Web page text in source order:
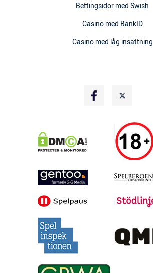
Bettingsidor med Swish
Casino med BankID
Casino med låg insättning